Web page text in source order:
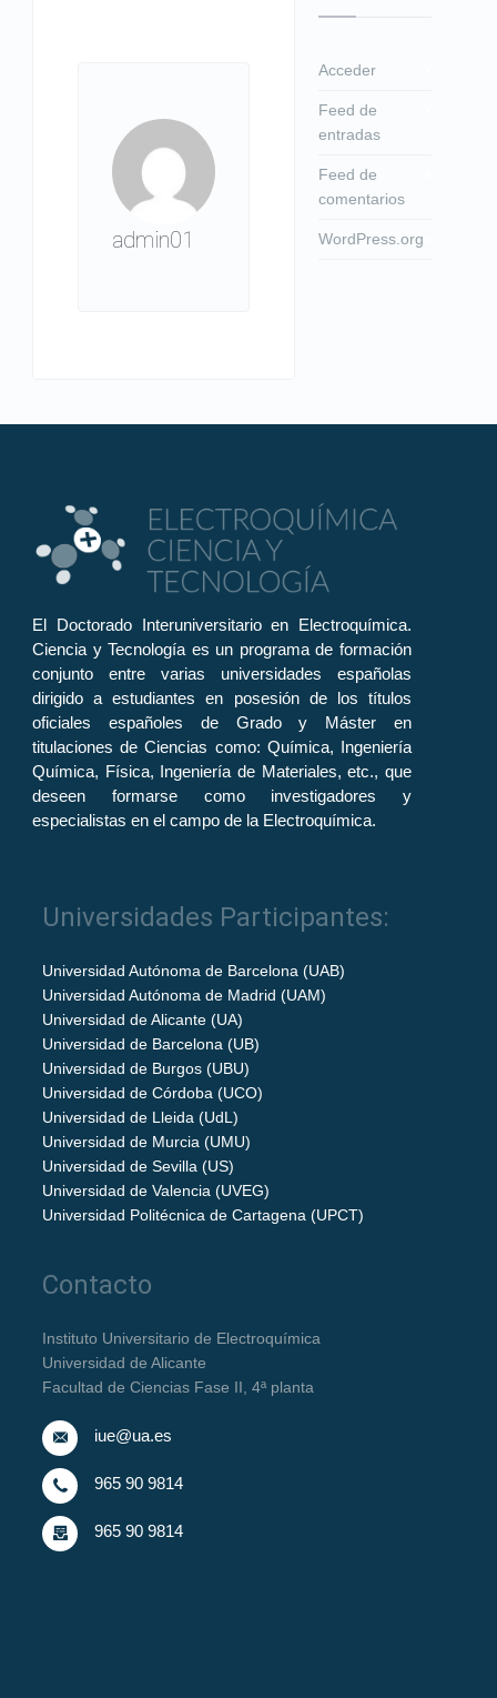
admin01
Acceder
Feed de
entradas
Feed de
comentarios
WordPress.org
El Doctorado Interuniversitario en Electroquímica.
Ciencia y Tecnología es un programa de formación
conjunto entre varias universidades españolas
dirigido a estudiantes en posesión de los títulos
oficiales españoles de Grado y Máster en
titulaciones de Ciencias como: Química, Ingeniería
Química, Física, Ingeniería de Materiales, etc., que
deseen formarse como investigadores y
especialistas en el campo de la Electroquímica.
Universidades Participantes:
Universidad Autónoma de Barcelona (UAB)
Universidad Autónoma de Madrid (UAM)
Universidad de Alicante (UA)
Universidad de Barcelona (UB)
Universidad de Burgos (UBU)
Universidad de Córdoba (UCO)
Universidad de Lleida (UdL)
Universidad de Murcia (UMU)
Universidad de Sevilla (US)
Universidad de Valencia (UVEG)
Universidad Politécnica de Cartagena (UPCT)
Contacto
Instituto Universitario de Electroquímica
Universidad de Alicante
Facultad de Ciencias Fase II, 4ª planta
iue@ua.es
965 90 9814
965 90 9814